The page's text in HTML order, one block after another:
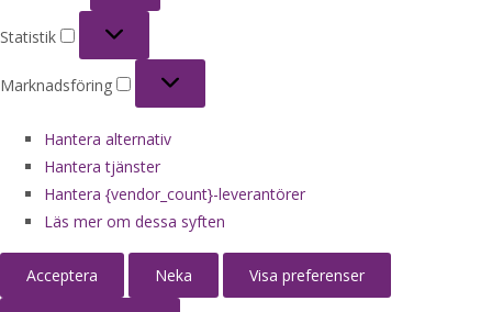
Statistik
Marknadsföring
Hantera alternativ
Hantera tjänster
Hantera {vendor_count}-leverantörer
Läs mer om dessa syften
Acceptera Neka Visa preferenser